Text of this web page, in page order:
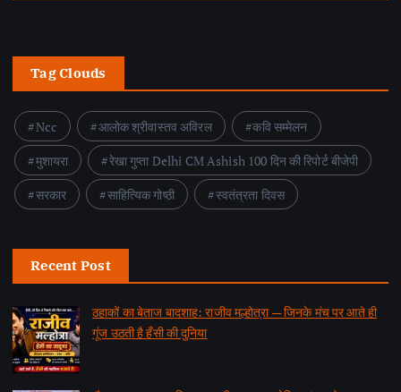
Tag Clouds
Ncc आलोक श्रीवास्तव अविरल
कवि सम्मेलन
मुशायरा
रेखा गुप्ता Delhi CM Ashish 100 दिन की रिपोर्ट बीजेपी
सरकार
साहित्यिक गोष्ठी स्वतंत्रता दिवस
Recent Post
ठहाकों का बेताज बादशाह: राजीव मल्होत्रा — जिनके मंच पर आते ही
गूंज उठती है हँसी की दुनिया